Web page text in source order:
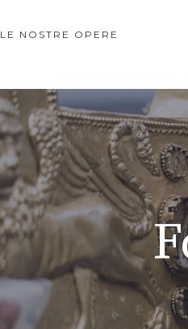
LE NOSTRE OPERE